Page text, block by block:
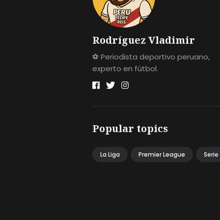
Rodríguez Vladimir
⚽ Periodista deportivo peruano,
experto en fútbol.
Popular topics
La Liga Premier League Serie